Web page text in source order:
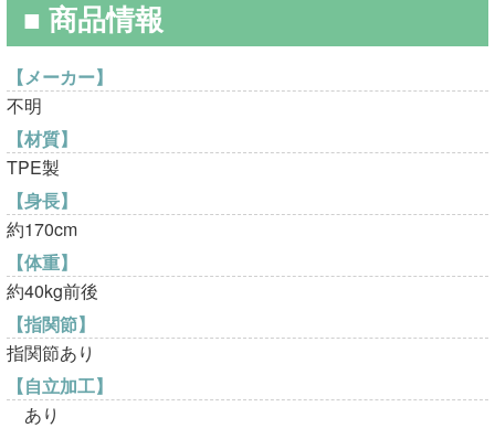
¥40,000
し
た。
は
で
■ 商品情報
【メーカー】
不明
【材質】
TPE製
【身長】
約170cm
【体重】
約40kg前後
【指関節】
指関節あり
【自立加工】
あり